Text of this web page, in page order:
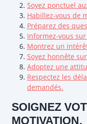
Soyez ponctuel
Habillez-vous de
Préparez des
Informez-vous
Montrez un
Soyez honnête
Adoptez une
Respectez les
demandés.
SOIGNEZ
MOTIVATION.